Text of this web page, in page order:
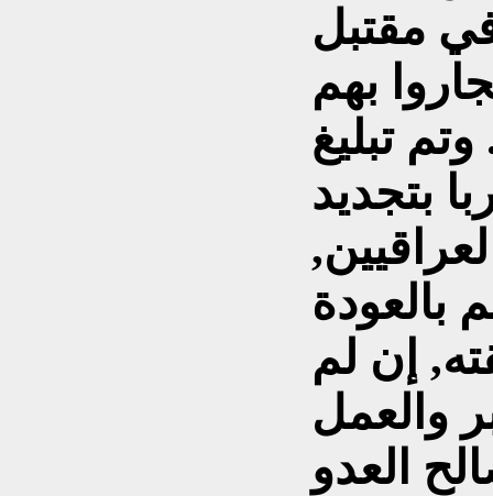
في مقتبل
بهم
تبليغ
بتجديد
بالعودة
إن لم
والعمل